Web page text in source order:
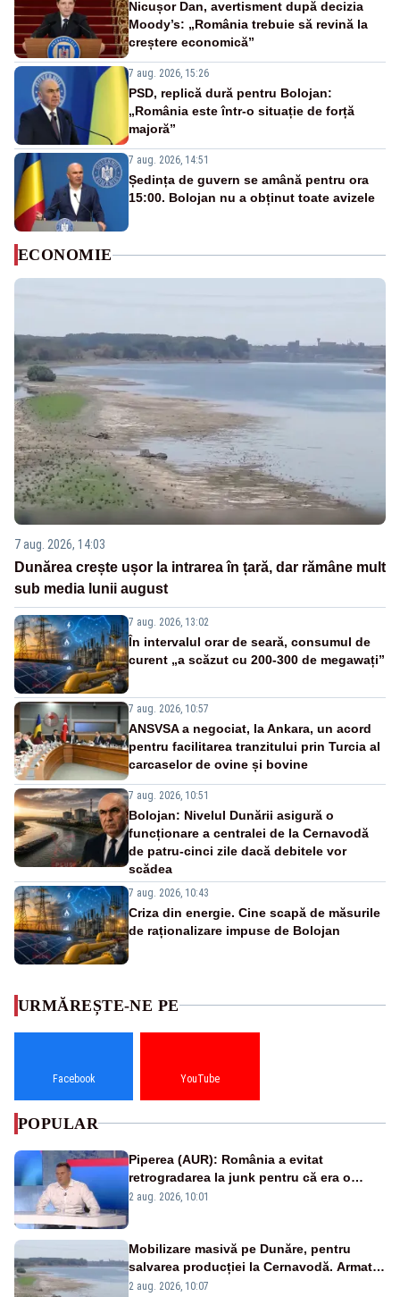
Nicușor Dan, avertisment după decizia
Moody’s: „România trebuie să revină la
creștere economică”
7 aug. 2026, 15:26
PSD, replică dură pentru Bolojan:
„România este într-o situație de forță
majoră”
7 aug. 2026, 14:51
Ședința de guvern se amână pentru ora
15:00. Bolojan nu a obținut toate avizele
ECONOMIE
7 aug. 2026, 14:03
Dunărea crește ușor la intrarea în țară, dar rămâne mult
sub media lunii august
7 aug. 2026, 13:02
În intervalul orar de seară, consumul de
curent „a scăzut cu 200-300 de megawați”
7 aug. 2026, 10:57
ANSVSA a negociat, la Ankara, un acord
pentru facilitarea tranzitului prin Turcia al
carcaselor de ovine și bovine
7 aug. 2026, 10:51
Bolojan: Nivelul Dunării asigură o
funcționare a centralei de la Cernavodă
de patru-cinci zile dacă debitele vor
scădea
7 aug. 2026, 10:43
Criza din energie. Cine scapă de măsurile
de raționalizare impuse de Bolojan
URMĂREȘTE-NE PE
Facebook YouTube
POPULAR
Piperea (AUR): România a evitat
retrogradarea la junk pentru că era o
catastrofă pentru bănci și fondurile de
2 aug. 2026, 10:01
Mobilizare masivă pe Dunăre, pentru
salvarea producției la Cernavodă. Armata
va detona o stâncă și va devia apa
2 aug. 2026, 10:07